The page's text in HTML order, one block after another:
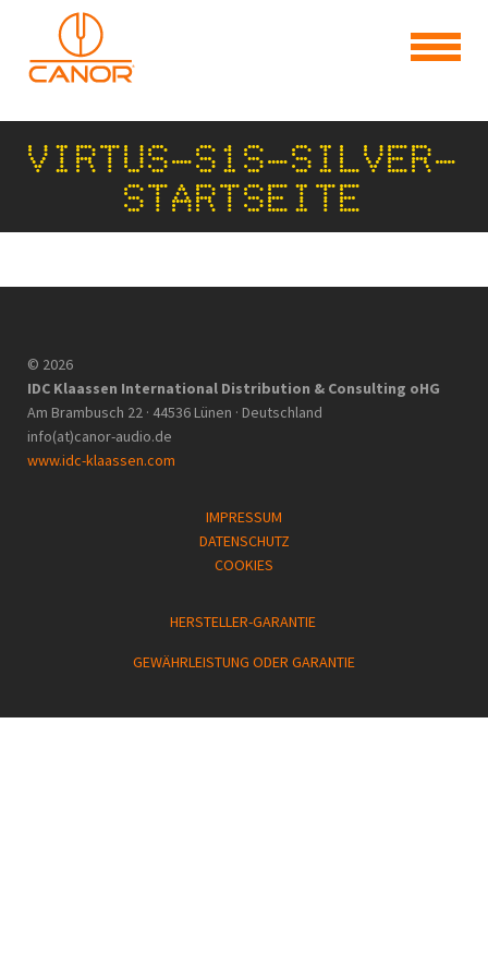
VIRTUS-S1S-SILVER-
STARTSEITE
© 2026
IDC Klaassen International Distribution & Consulting oHG
Am Brambusch 22 · 44536 Lünen · Deutschland
info(at)canor-audio.de
www.idc-klaassen.com
IMPRESSUM
DATENSCHUTZ
COOKIES
HERSTELLER-GARANTIE
GEWÄHRLEISTUNG ODER GARANTIE